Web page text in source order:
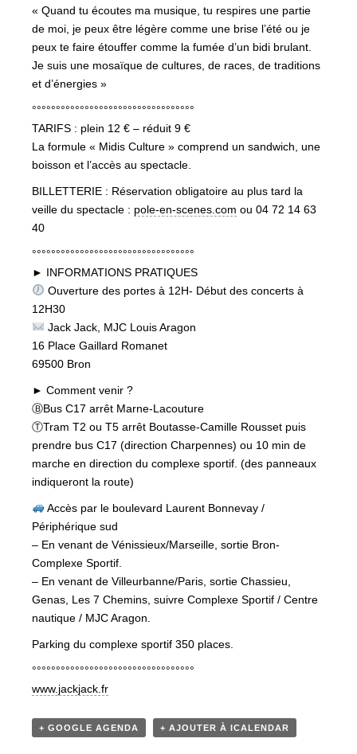
« Quand tu écoutes ma musique, tu respires une partie
de moi, je peux être légère comme une brise l’été ou je
peux te faire étouffer comme la fumée d’un bidi brulant.
Je suis une mosaïque de cultures, de races, de traditions
et d’énergies »
°°°°°°°°°°°°°°°°°°°°°°°°°°°°°°°°°°
TARIFS : plein 12 € – réduit 9 €
La formule « Midis Culture » comprend un sandwich, une
boisson et l’accès au spectacle.
BILLETTERIE : Réservation obligatoire au plus tard la
veille du spectacle : pole-en-scenes.com ou 04 72 14 63
40
°°°°°°°°°°°°°°°°°°°°°°°°°°°°°°°°°°
► INFORMATIONS PRATIQUES
Ouverture des portes à 12H- Début des concerts à
12H30
Jack Jack, MJC Louis Aragon
16 Place Gaillard Romanet
69500 Bron
► Comment venir ?
ⒷBus C17 arrêt Marne-Lacouture
ⓉTram T2 ou T5 arrêt Boutasse-Camille Rousset puis
prendre bus C17 (direction Charpennes) ou 10 min de
marche en direction du complexe sportif. (des panneaux
indiqueront la route)
Accès par le boulevard Laurent Bonnevay /
Périphérique sud
– En venant de Vénissieux/Marseille, sortie Bron-
Complexe Sportif.
– En venant de Villeurbanne/Paris, sortie Chassieu,
Genas, Les 7 Chemins, suivre Complexe Sportif / Centre
nautique / MJC Aragon.
Parking du complexe sportif 350 places.
°°°°°°°°°°°°°°°°°°°°°°°°°°°°°°°°°°
www.jackjack.fr
+ GOOGLE AGENDA + AJOUTER À ICALENDAR